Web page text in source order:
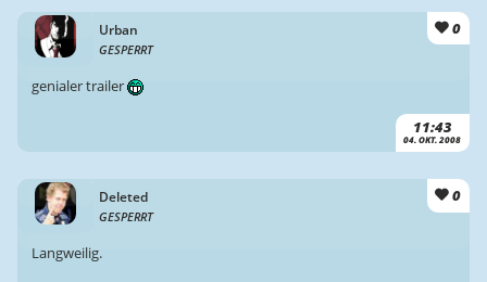
Urban
GESPERRT
0
11:43
04. OKT. 2008
genialer trailer
Deleted
GESPERRT
0
Langweilig.